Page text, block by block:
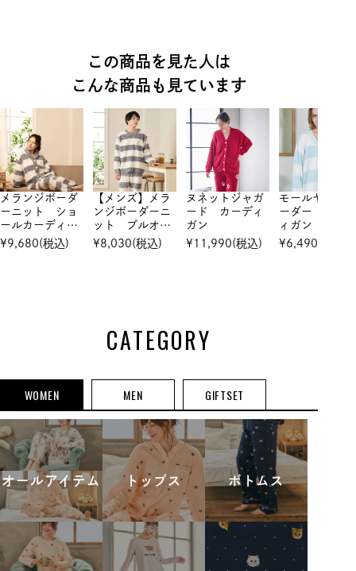
この商品を見た人は
こんな商品も見ています
メランジボーダ
ーニット ショ
ールカーディガ
ン
¥9,680(税込)
【メンズ】メラ
ンジボーダーニ
ット プルオー
バー
¥8,030(税込)
ヌネットジャガ
ード カーディ
ガン
¥ 11,990(税込)
モールヤーンボ
ーダー カーデ
ィガン
¥6,490
CATEGORY
WOMEN MEN GIFTSET
オールアイテム トップス ボトムス